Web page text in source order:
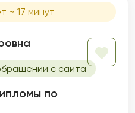
~ 17 минут
с сайта
по